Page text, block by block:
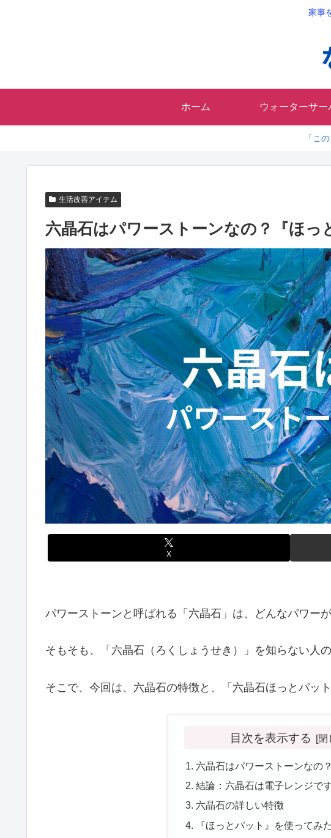
家事
ホーム ウォーターサー
「こ
生活改善アイテム
六晶石はパワーストーンなの？『ほっ
X
パワーストーンと呼ばれる「六晶石」は、どんなパワー
そもそも、「六晶石（ろくしょうせき）」を知らない人
そこで、今回は、六晶石の特徴と、「六晶石ほっとパッ
目次を表示する
六晶石はパワーストーンなの？
結論：六晶石は電子レンジで
六晶石の詳しい特徴
『ほっとパット』を使ってみ